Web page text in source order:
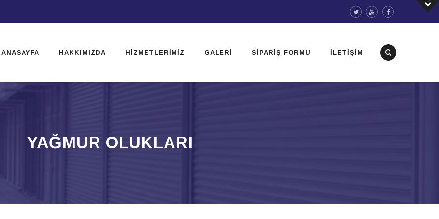
ANASAYFA HAKKIMIZDA HIZMETLERIMIZ GALERI SIPARIŞ FORMU İLETIŞIM
YAĞMUR OLUKLARI